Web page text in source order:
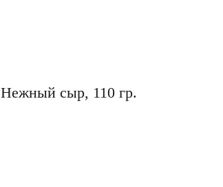
Нежный сыр, 110 гр.